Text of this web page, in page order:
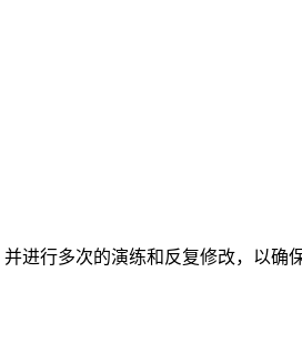
进行多次的演练和反复修改，以确